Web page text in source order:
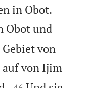
in Obot.
Obot und
von
auf von Ijim